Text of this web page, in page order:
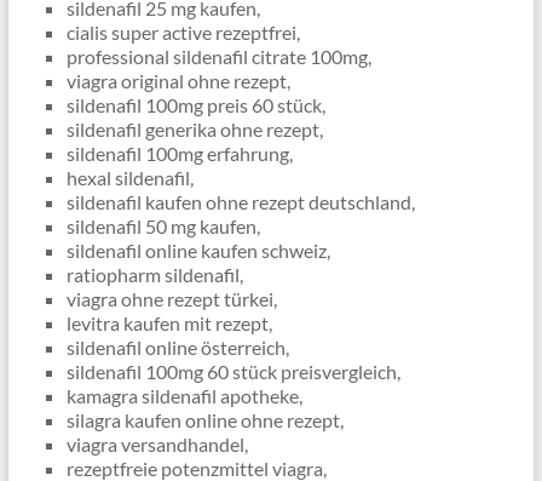
sildenafil 25 mg kaufen,
cialis super active rezeptfrei,
professional sildenafil citrate 100mg,
viagra original ohne rezept,
sildenafil 100mg preis 60 stück,
sildenafil generika ohne rezept,
sildenafil 100mg erfahrung,
hexal sildenafil,
sildenafil kaufen ohne rezept deutschland,
sildenafil 50 mg kaufen,
sildenafil online kaufen schweiz,
ratiopharm sildenafil,
viagra ohne rezept türkei,
levitra kaufen mit rezept,
sildenafil online österreich,
sildenafil 100mg 60 stück preisvergleich,
kamagra sildenafil apotheke,
silagra kaufen online ohne rezept,
viagra versandhandel,
rezeptfreie potenzmittel viagra,